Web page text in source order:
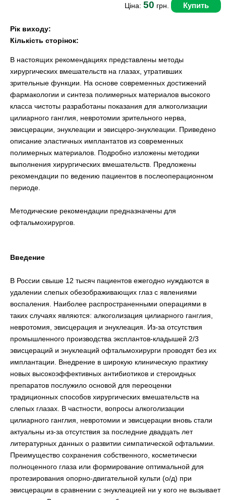
Ціна: 50 грн. Купить
Рік виходу:
Кількість сторінок:
В настоящих рекомендациях представлены методы
хирургических вмешательств на глазах, утративших
зрительные функции. На основе современных достижений
фармакологии и синтеза полимерных материалов высокого
класса чистоты разработаны показания для алкоголизации
цилиарного ганглия, невротомии зрительного нерва,
эвисцерации, энуклеации и эвисцеро-энуклеации. Приведено
описание эластичных имплантатов из современных
полимерных материалов. Подробно изложены методики
выполнения хирургических вмешательств. Предложены
рекомендации по ведению пациентов в послеоперационном
периоде.
Методические рекомендации предназначены для
офтальмохирургов.
Введение
В России свыше 12 тысяч пациентов ежегодно нуждаются в
удалении слепых обезображивающих глаз с явлениями
воспаления. Наиболее распространенными операциями в
таких случаях являются: алкоголизация цилиарного ганглия,
невротомия, эвисцерация и энуклеация. Из-за отсутствия
промышленного производства эксплантов-кладышей 2/3
эвисцераций и энуклеаций офтальмохирурги проводят без их
имплантации. Внедрение в широкую клиническую практику
новых высокоэффективных антибиотиков и стероидных
препаратов послужило основой для переоценки
традиционных способов хирургических вмешательств на
слепых глазах. В частности, вопросы алкоголизации
цилиарного ганглия, невротомии и эвисцерации вновь стали
актуальны из-за отсутствия за последние двадцать лет
литературных данных о развитии симпатической офтальмии.
Преимущество сохранения собственного, косметически
полноценного глаза или формирование оптимальной для
протезирования опорно-двигательной культи (о/д) при
эвисцерации в сравнении с энуклеацией ни у кого не вызывает